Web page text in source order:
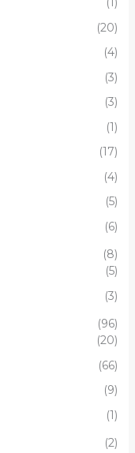
(20)
(4)
(3)
(3)
(1)
(17)
(4)
(5)
(6)
(8)
(5)
(3)
(96)
(20)
(66)
(9)
(1)
(2)